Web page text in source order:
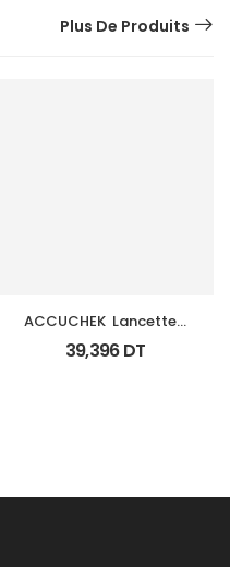
Plus De Produits
ACCUCHEK  Lancettes
B/200 (Prochidia)
39,396DT